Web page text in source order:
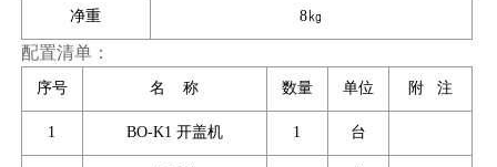
净重 8㎏
配置清单：
序号 名 称 数量 单位 附 注
1 BO-K1 开盖机 1 台